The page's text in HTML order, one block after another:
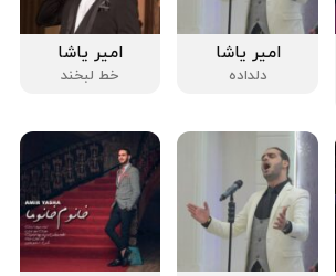
امیر یاشا
دلداده
امیر یاشا
خط لبخند